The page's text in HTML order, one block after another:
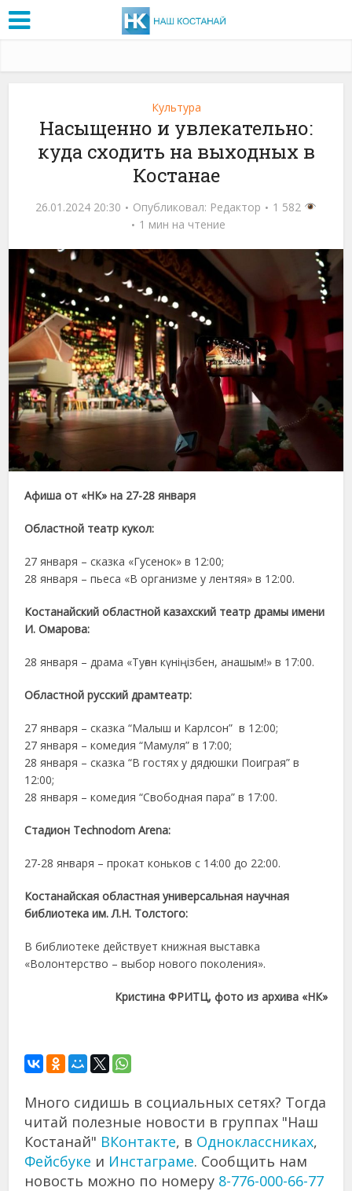
Культура
Насыщенно и увлекательно:
куда сходить на выходных в
Костанае
26.01.2024 20:30 Опубликовал: Редактор
1 582
1 мин на чтение
Афиша от «НК» на 27-28 января
Областной театр кукол:
27 января – сказка «Гусенок» в 12:00;
28 января – пьеса «В организме у лентяя» в 12:00.
Костанайский областной казахский театр драмы имени
И. Омарова:
28 января – драма «Туған күніңізбен, анашым!» в 17:00.
Областной русский драмтеатр:
27 января – сказка “Малыш и Карлсон” в 12:00;
27 января – комедия “Мамуля” в 17:00;
28 января – сказка “В гостях у дядюшки Поиграя” в
12:00;
28 января – комедия “Свободная пара” в 17:00.
Стадион Technodom Arena:
27-28 января – прокат коньков с 14:00 до 22:00.
Костанайская областная универсальная научная
библиотека им. Л.Н. Толстого:
В библиотеке действует книжная выставка
«Волонтерство – выбор нового поколения».
Кристина ФРИТЦ, фото из архива «НК»
Много сидишь в социальных сетях? Тогда
читай полезные новости в группах "Наш
Костанай" ВКонтакте, в Одноклассниках,
Фейсбуке и Инстаграме. Сообщить нам
новость можно по номеру 8-776-000-66-77